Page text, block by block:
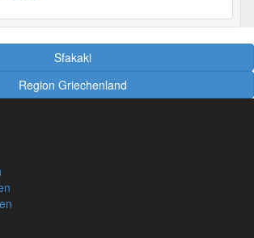
Sfakaki
Region Griechenland